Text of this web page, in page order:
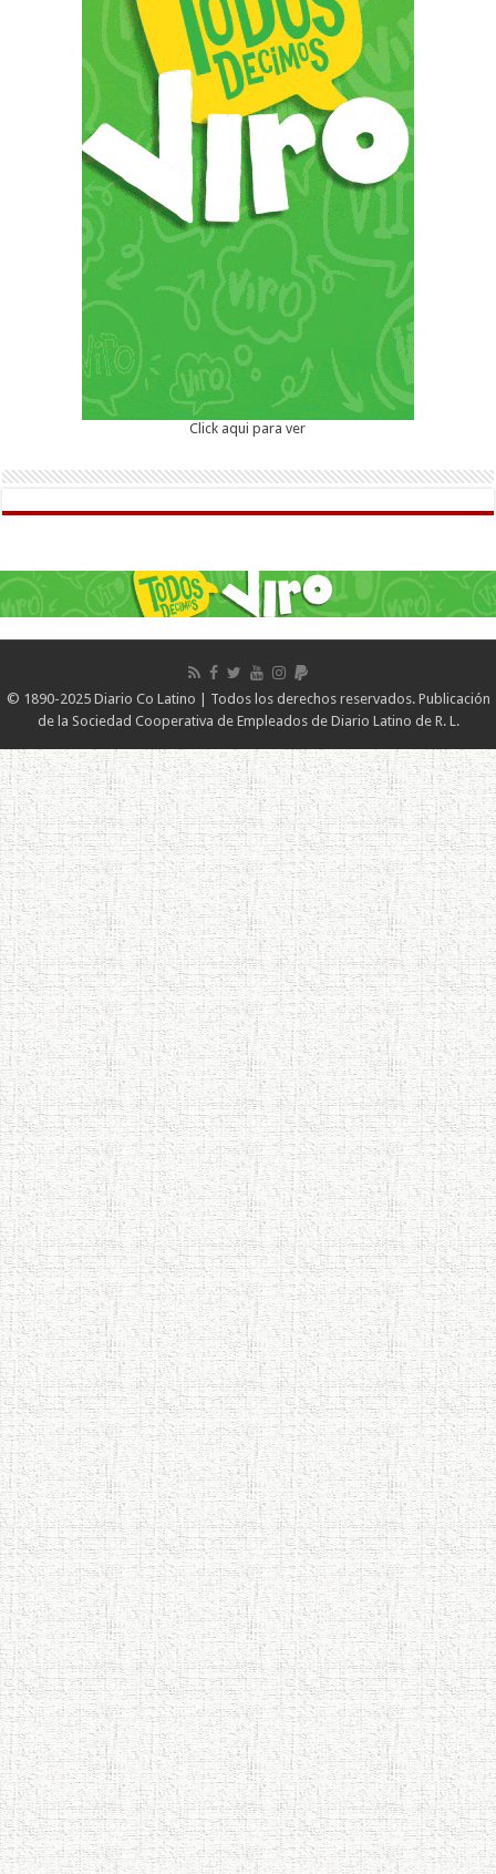
Click aqui para ver
© 1890-2025 Diario Co Latino | Todos los derechos reservados. Publicación
de la Sociedad Cooperativa de Empleados de Diario Latino de R. L.